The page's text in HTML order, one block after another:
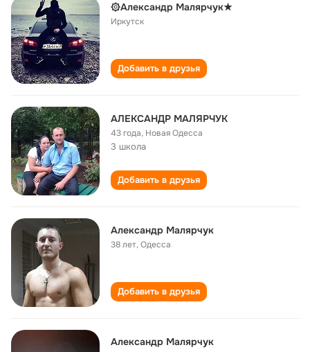
۞Александр Малярчук★
Иркутск
Добавить в друзья
АЛЕКСАНДР МАЛЯРЧУК
43 года, Новая Одесса
3 школа
Добавить в друзья
Александр Малярчук
38 лет,Одесса
Добавить в друзья
Александр Малярчук